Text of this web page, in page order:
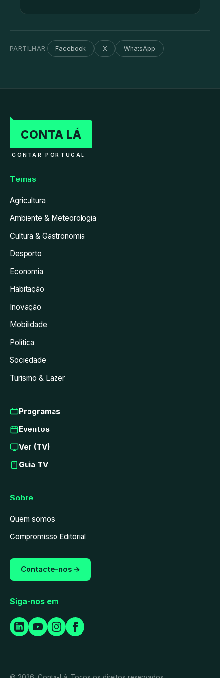
PARTILHAR Facebook X WhatsApp
CONTA LÁ
CONTAR PORTUGAL
Temas
Agricultura
Ambiente & Meteorologia
Cultura & Gastronomia
Desporto
Economia
Habitação
Inovação
Mobilidade
Política
Sociedade
Turismo & Lazer
Programas
Eventos
Ver (TV)
Guia TV
Sobre
Quem somos
Compromisso Editorial
Contacte-nos
Siga-nos em